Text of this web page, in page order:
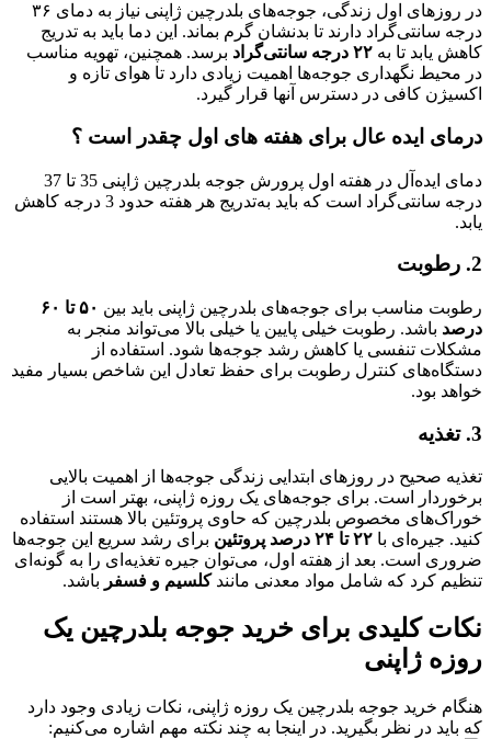
در روزهای اول زندگی، جوجه‌های بلدرچین ژاپنی نیاز به دمای ۳۶
درجه سانتی‌گراد دارند تا بدنشان گرم بماند. این دما باید به تدریج
کاهش یابد تا به ۲۲ درجه سانتی‌گراد
برسد. همچنین، تهویه مناسب
در محیط نگهداری جوجه‌ها اهمیت زیادی دارد تا هوای تازه و
اکسیژن کافی در دسترس آنها قرار گیرد.
درمای ایده عال برای هفته های اول چقدر است ؟
دمای ایده‌آل در هفته اول پرورش جوجه بلدرچین ژاپنی 35 تا 37
درجه سانتی‌گراد است که باید به‌تدریج هر هفته حدود 3 درجه کاهش
یابد.
2. رطوبت
رطوبت مناسب برای جوجه‌های بلدرچین ژاپنی باید بین
۵۰ تا ۶۰
درصد باشد. رطوبت خیلی پایین یا خیلی بالا می‌تواند منجر به
مشکلات تنفسی یا کاهش رشد جوجه‌ها شود. استفاده از
دستگاه‌های کنترل رطوبت برای حفظ تعادل این شاخص بسیار مفید
خواهد بود.
3. تغذیه
تغذیه صحیح در روزهای ابتدایی زندگی جوجه‌ها از اهمیت بالایی
برخوردار است. برای جوجه‌های یک روزه ژاپنی، بهتر است از
خوراک‌های مخصوص بلدرچین که حاوی پروتئین بالا هستند استفاده
کنید. جیره‌ای با
برای رشد سریع این جوجه‌ها
ضروری است. بعد از هفته اول، می‌توان جیره تغذیه‌ای را به گونه‌ای
تنظیم کرد که شامل مواد معدنی مانند کلسیم و فسفر باشد.
نکات کلیدی برای خرید جوجه بلدرچین یک
روزه ژاپنی
هنگام خرید جوجه بلدرچین یک روزه ژاپنی، نکات زیادی وجود دارد
که باید در نظر بگیرید. در اینجا به چند نکته مهم اشاره می‌کنیم: